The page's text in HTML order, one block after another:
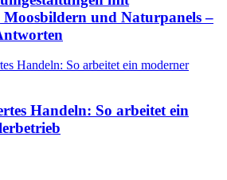
Moosbildern und Naturpanels –
Handeln: So arbeitet ein